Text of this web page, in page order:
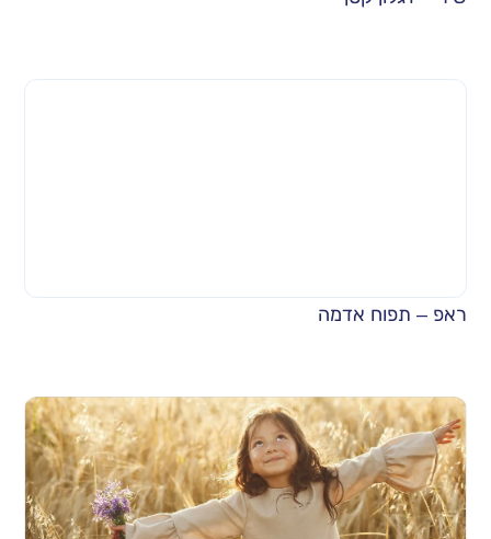
ראפ – תפוח אדמה